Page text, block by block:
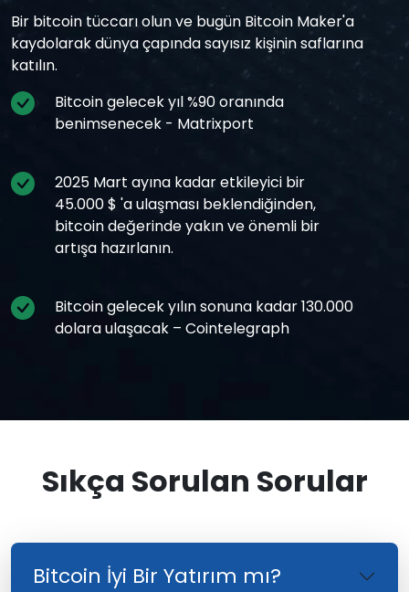
Bir bitcoin tüccarı olun ve bugün Bitcoin Maker'a
kaydolarak dünya çapında sayısız kişinin saflarına
katılın.
Bitcoin gelecek yıl %90 oranında
benimsenecek - Matrixport
2025 Mart ayına kadar etkileyici bir
45.000 $ 'a ulaşması beklendiğinden,
bitcoin değerinde yakın ve önemli bir
artışa hazırlanın.
Bitcoin gelecek yılın sonuna kadar 130.000
dolara ulaşacak – Cointelegraph
Sıkça Sorulan Sorular
Bitcoin İyi Bir Yatırım mı?